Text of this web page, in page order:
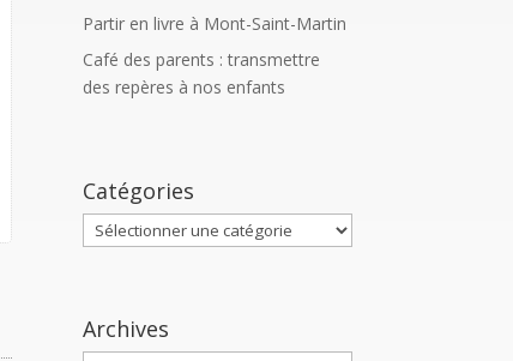
Partir en livre à Mont-Saint-Martin
Café des parents : transmettre
des repères à nos enfants
Catégories
Catégories
Archives